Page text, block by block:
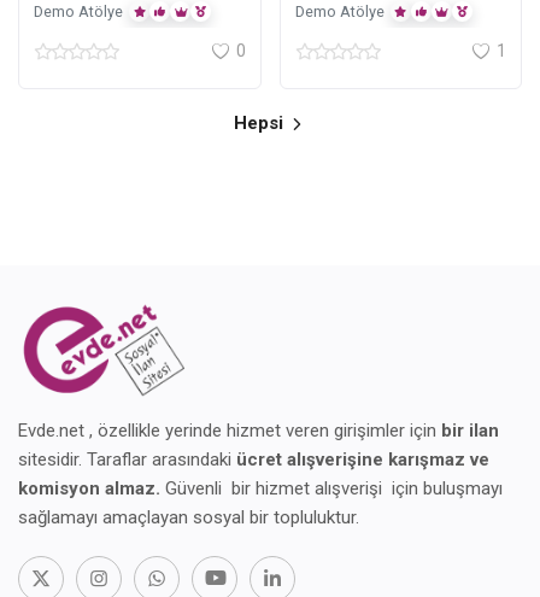
Demo Atölye
0
Demo Atölye
1
Hepsi
Evde.net , özellikle yerinde hizmet veren girişimler için bir ilan
sitesidir. Taraflar arasındaki ücret alışverişine karışmaz ve
komisyon almaz. Güvenli bir hizmet alışverişi için buluşmayı
sağlamayı amaçlayan sosyal bir topluluktur.